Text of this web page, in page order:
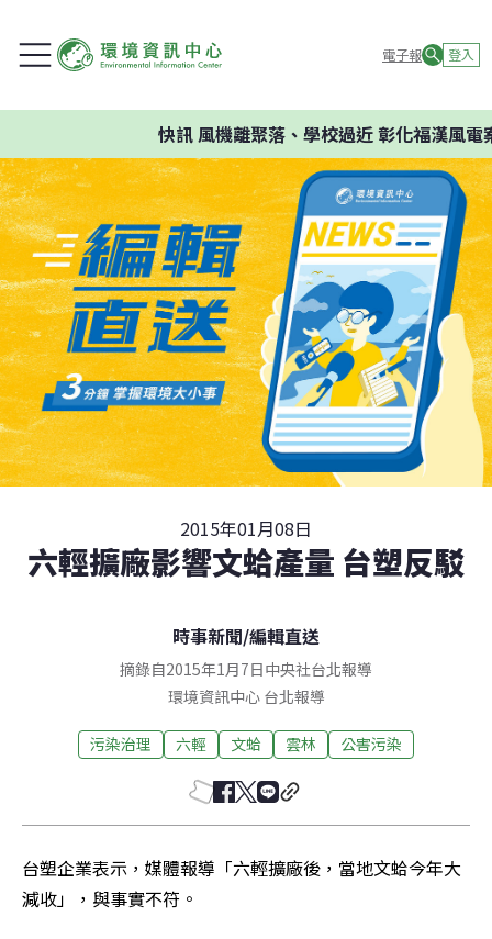
電子報 登入
快訊風機離聚落、學校過近 彰化福漢風電
2015年01月08日
六輕擴廠影響文蛤產量 台塑反駁
時事新聞/編輯直送
摘錄自2015年1月7日中央社台北報導
環境資訊中心 台北報導
污染治理 六輕 文蛤 雲林 公害污染
台塑企業表示，媒體報導「六輕擴廠後，當地文蛤今年大
減收」，與事實不符。